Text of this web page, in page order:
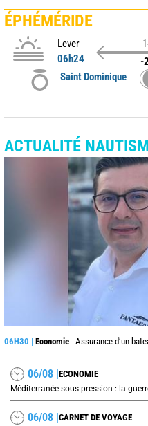
ÉPHÉMÉRIDE
Lever
06h24
-
Saint Dominique
ACTUALITÉ
06H30 | Economie - Assurance d’un bateau à
06/08 |ECONOMIE
06/08 |CARNET DE VOYAGE